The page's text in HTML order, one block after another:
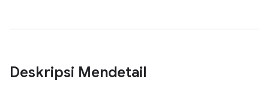
Deskripsi Mendetail